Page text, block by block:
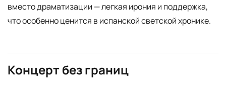
вместо драматизации — легкая ирония и поддержка,
что особенно ценится в испанской светской хронике.
Концерт без границ